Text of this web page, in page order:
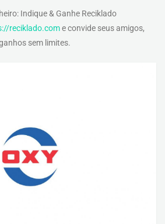
Indique & Ganhe Reciklado
reciklado.come convide seus amigos,
sem limites.